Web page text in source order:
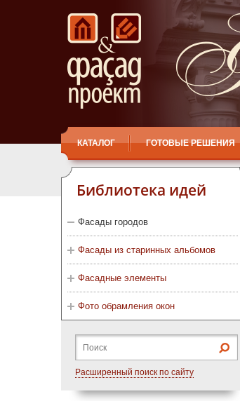
КАТАЛОГ ГОТОВЫЕ РЕШЕНИЯ
Библиотека идей
Фасады городов
Фасады из старинных альбомов
Фасадные элементы
Фото обрамления окон
Расширенный поиск по сайту